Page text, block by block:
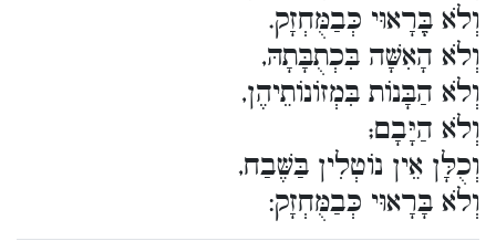
וְלֹא בֶָּרָאוּי כְּבַמֻּחְזָק.
וְלֹא הָאִשָּׁה בִּכְתֻבָּתָהּ,
וְלֹא הַבָּנוֹת בִּמְזוֹנוֹתֵיהֶן,
וְלֹא הַיָּבָם;
וְכֻלָּן אֵין נוֹטְלִין בַּשֶּׁבַח,
וְלֹא בָּרָאוּי כְּבַמֻּחְזָק: